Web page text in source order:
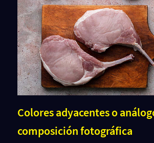
Colores adyacentes o
composición fotográfica